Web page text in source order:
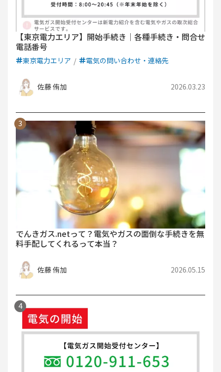
【東京電力エリア】開始手続き｜各種手続き・問合せ
電話番号
東京電力エリア 電気の問い合わせ・連絡先
佐藤 侑加 2026.03.23
でんきガス.netって？電気やガスの面倒な手続きを無
料手配してくれるって本当？
佐藤 侑加 2026.05.15